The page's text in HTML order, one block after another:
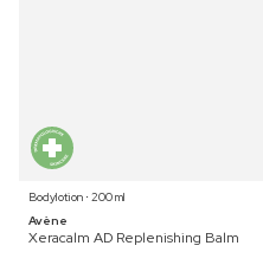
Bodylotion ⋅ 200 ml
Avène
Xeracalm AD Replenishing Balm